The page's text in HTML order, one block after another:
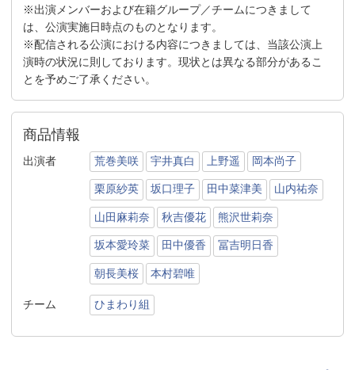
※出演メンバーおよび在籍グループ／チームにつきまして
は、公演実施日時点のものとなります。
※配信される公演における内容につきましては、当該公演上
演時の状況に則しております。現状とは異なる部分があるこ
とを予めご了承ください。
商品情報
出演者 荒巻美咲 宇井真白 上野遥 岡本尚子
栗原紗英 坂口理子 田中菜津美 山内祐奈
山田麻莉奈 秋吉優花 熊沢世莉奈
坂本愛玲菜 田中優香 冨吉明日香
朝長美桜 本村碧唯
チーム ひまわり組